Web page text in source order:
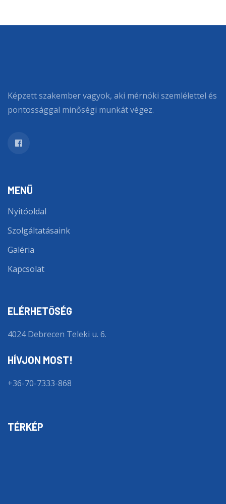
Képzett szakember vagyok, aki mérnöki szemlélettel és
pontossággal minőségi munkát végez.
MENÜ
Nyitóoldal
Szolgáltatásaink
Galéria
Kapcsolat
ELÉRHETŐSÉG
4024 Debrecen Teleki u. 6.
HÍVJON MOST!
+36-70-7333-868
TÉRKÉP